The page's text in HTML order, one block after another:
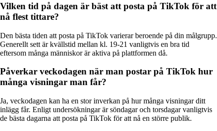
Vilken tid på dagen är bäst att posta på TikTok för att
nå flest tittare?
Den bästa tiden att posta på TikTok varierar beroende på din målgrupp.
Generellt sett är kvällstid mellan kl. 19-21 vanligtvis en bra tid
eftersom många människor är aktiva på plattformen då.
Påverkar veckodagen när man postar på TikTok hur
många visningar man får?
Ja, veckodagen kan ha en stor inverkan på hur många visningar ditt
inlägg får. Enligt undersökningar är söndagar och torsdagar vanligtvis
de bästa dagarna att posta på TikTok för att nå en större publik.